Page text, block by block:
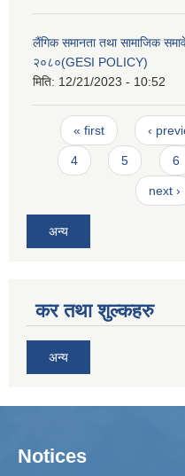
लैंगिक समानता तथा सामाजिक
२०८०(GESI POLICY)
मिति: 12/21/2023 - 10:52
Pages
« first ‹
4 5 6
next ›
अन्य
कर तथा शुल्कहरु
अन्य
Notices